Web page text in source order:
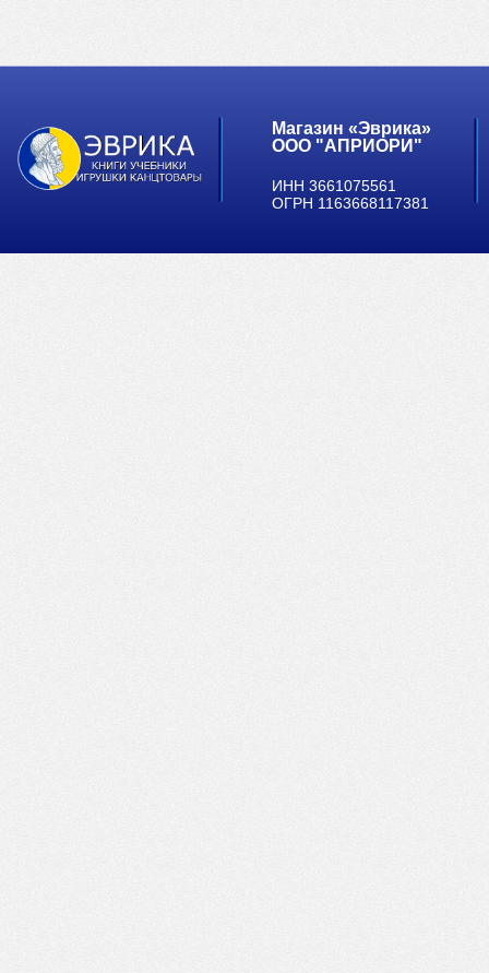
Магазин «Эврика»
ООО "АПРИОРИ"
ИНН 3661075561
ОГРН 1163668117381